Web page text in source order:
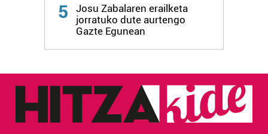
Lortu zure datu pertsonalak prozesatzeko moduari
buruzko informazio gehiago eta ezarri zure lehentasunak
datuen atalean. Edozein unetan alda edo ken dezakezu
zure baimena Cookieen adierazpenean.
fitxategiak erabiltzen ditu. Zure esperientzia eta
zerbitzuak hobetzeko asmoz, cookie teknologiaz
baliatzen gara. Ohar hau onartuz gero, teknologia hori
5
Josu Zabalaren erailketa
jorratuko dute aurtengo
Gazte Egunean